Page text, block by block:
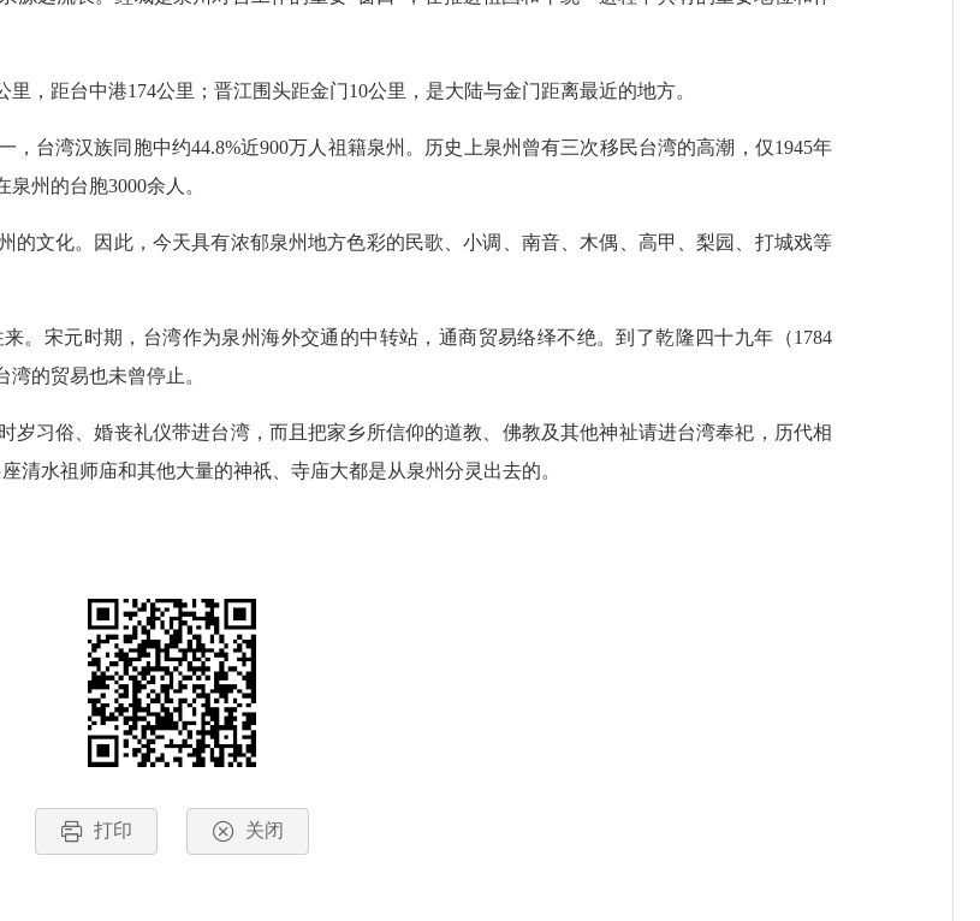
距台中港174公里；晋江围头距金门10公里，是大陆与金门距离最近的地方。
湾汉族同胞中约44.8%近900万人祖籍泉州。历史上泉州曾有三次移民台湾的高潮，仅1945年
州的台胞3000余人。
文化。因此，今天具有浓郁泉州地方色彩的民歌、小调、南音、木偶、高甲、梨园、打城戏等
宋元时期，台湾作为泉州海外交通的中转站，通商贸易络绎不绝。到了乾隆四十九年（1784
的贸易也未曾停止。
习俗、婚丧礼仪带进台湾，而且把家乡所信仰的道教、佛教及其他神祉请进台湾奉祀，历代相
清水祖师庙和其他大量的神祇、寺庙大都是从泉州分灵出去的。
打印 关闭